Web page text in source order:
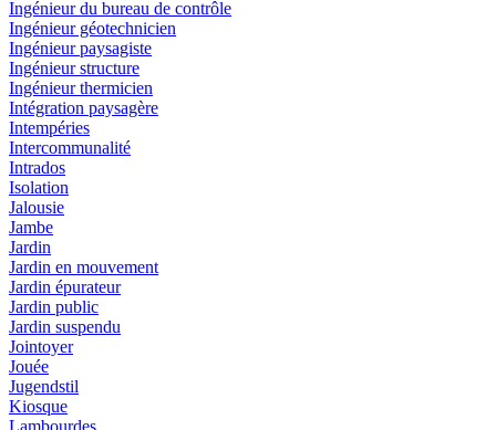
Ingénieur du bureau de contrôle
Ingénieur géotechnicien
Ingénieur paysagiste
Ingénieur structure
Ingénieur thermicien
Intégration paysagère
Intempéries
Intercommunalité
Intrados
Isolation
Jalousie
Jambe
Jardin
Jardin en mouvement
Jardin épurateur
Jardin public
Jardin suspendu
Jointoyer
Jouée
Jugendstil
Kiosque